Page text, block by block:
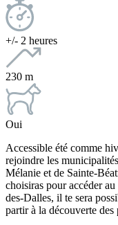
+/- 2 heures
230 m
Oui
Accessible été comme
rejoindre les
Mélanie et de Sainte-
choisiras pour accéder
des-Dalles, il te sera
partir à la découverte